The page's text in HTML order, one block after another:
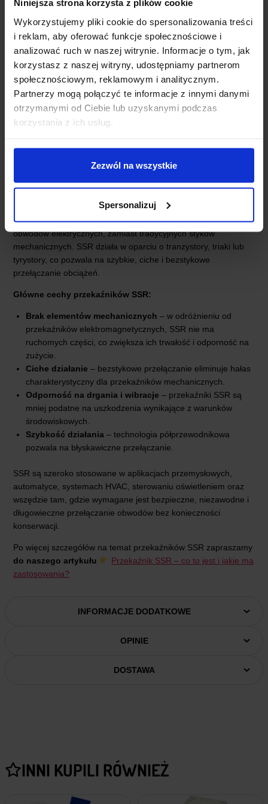
Niniejsza strona korzysta z plików cookie
Wykorzystujemy pliki cookie do spersonalizowania treści
i reklam, aby oferować funkcje społecznościowe i
analizować ruch w naszej witrynie. Informacje o tym, jak
korzystasz z naszej witryny, udostępniamy partnerom
społecznościowym, reklamowym i analitycznym.
Partnerzy mogą połączyć te informacje z innymi danymi
otrzymanymi od Ciebie lub uzyskanymi podczas
korzystania z ich usług.
Zezwól na wszystkie
Spersonalizuj
PRZYDATNE LINKI:
Dokumentacja przekaźnika G3MB-202P 24V
CZYM JEST PRZEKAŹNIK
PÓŁPRZEWODNIKOWY SSR?
Przekaźnik SSR (Solid State Relay) to rodzaj przekaźnika, który
wykorzystuje elementy półprzewodnikowe do przełączania
obwodów elektrycznych, zamiast tradycyjnych styków
mechanicznych. SSR działa w oparciu o tranzystory, triaki lub
tyrystory, co pozwala na szybkie, ciche i bezstykowe
przełączanie obciążeń.
Główne cechy przekaźników SSR:
Brak elementów mechanicznych – w odróżnieniu od
przekaźników elektromagnetycznych, SSR nie ma
ruchomych części, co zwiększa ich trwałość i odporność na
zużycie.
Ciche działanie – bezstykowe przełączanie eliminuje hałas
charakterystyczny dla przekaźników mechanicznych.
Odporność na drgania i wibracje – przekaźniki SSR są
mniej podatne na uszkodzenia wynikające z warunków
środowiskowych.
Szybkość działania – technologia półprzewodnikowa
pozwala na błyskawiczne przełączanie.
SSR są szeroko stosowane w aplikacjach przemysłowych,
automatyce, systemach HVAC, sterowaniu oświetleniem oraz
wszędzie tam, gdzie wymagane jest bezpieczne, niezawodne i
długowieczne przełączanie obwodów bez konieczności
konserwacji.
Po więcej szczegółów na temat przekaźników SSR zapraszamy
do naszego artykułu
Przekaźnik SSR – co to jest i jakie ma
zastosowania?
INFORMACJE DODATKOWE
OPINIE
DOSTAWA
INNI KUPILI RÓWNIEŻ